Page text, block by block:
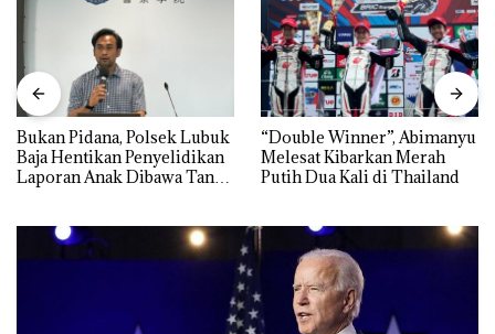
Bukan Pidana, Polsek Lubuk
Baja Hentikan Penyelidikan
Laporan Anak Dibawa Tanpa
“Double Winner”, Abimanyu
Melesat Kibarkan Merah
Putih Dua Kali di Thailand